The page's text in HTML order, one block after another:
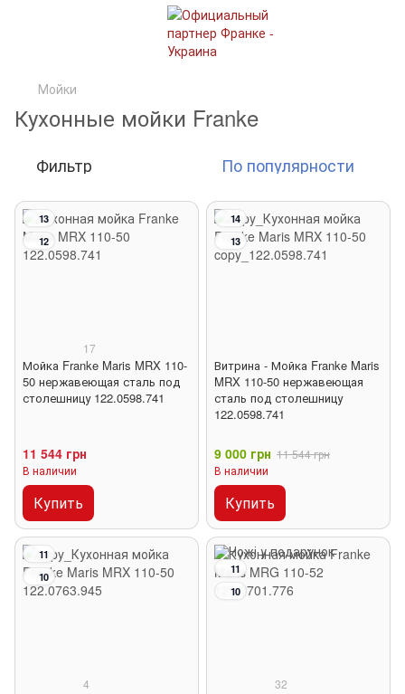
Мойки
Кухонные мойки Franke
Фильтр По популярности
13
12
17
Мойка Franke Maris MRX 110-
50 нержавеющая сталь под
столешницу 122.0598.741
11 544 грн
В наличии
Купить
14
13
Витрина - Мойка Franke Maris
MRX 110-50 нержавеющая
сталь под столешницу
122.0598.741
9 000 грн 11 544 грн
В наличии
Купить
11
10
4
11
10
32